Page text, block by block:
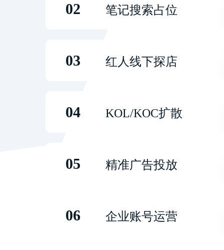
02 笔记搜索占位
03 红人线下探店
04 KOL/KOC扩散
05 精准广告投放
06 企业账号运营